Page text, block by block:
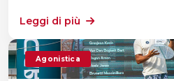
Leggi di più
Agonistica